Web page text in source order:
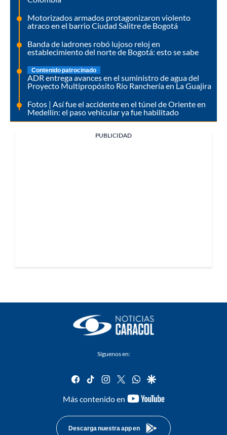
Motorizados armados protagonizaron violento
atraco en el barrio Ciudad Salitre de Bogotá
Banda de ladrones robó lujoso reloj en
establecimiento del norte de Bogotá: esto se sabe
Contenido patrocinado
ADR entrega avances en el suministro de agua del
Proyecto Multipropósito Río Ranchería en La Guajira
Fotos | Así fue el accidente en el túnel de Oriente en
Medellín: el paso vehicular ya fue habilitado
PUBLICIDAD
Síguenos en:
facebook
tiktok instagram
twitterwhatsapp
google
Más contenido en
youtube-
Descarga nuestra app en